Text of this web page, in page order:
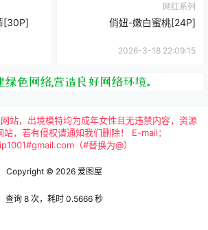
[30P]
网红系列
俏妞-嫩白蜜桃[24P]
2026-3-18 22:09:15
站，出境模特均为成年女性且无违禁内容，资源
，若有侵权请通知我们删除！ E-mail：
（#替换为@）
Copyright © 2026 爱图屋
查询 8 次，耗时 0.5666 秒